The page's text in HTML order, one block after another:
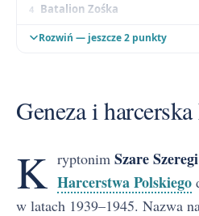
Batalion Zośka
Od Agatu do Parasola
Rozwiń — jeszcze 2 punkty
Geneza i
K ryptonim Szare Szeregi
Harcerstwa Polskiego
w latach 1939–1945. Nazwa